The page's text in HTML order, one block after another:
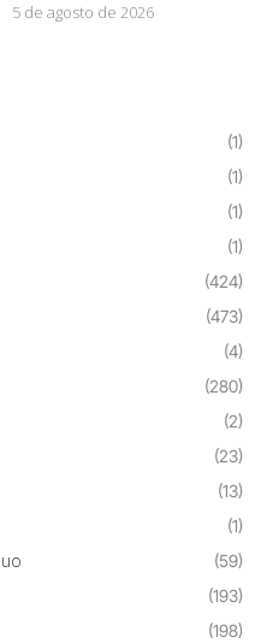
5 de agosto de 2026
(1)
(1)
(1)
(1)
(424)
(473)
(4)
(280)
(2)
(23)
(13)
(1)
(59)
(193)
(198)